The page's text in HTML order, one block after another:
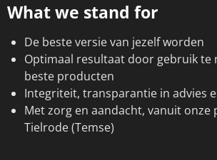
What we stand for
De beste versie van jezelf worden
Optimaal resultaat door gebruik te
beste producten
Integriteit, transparantie in advies
Met zorg en aandacht, vanuit onze
Tielrode (Temse)